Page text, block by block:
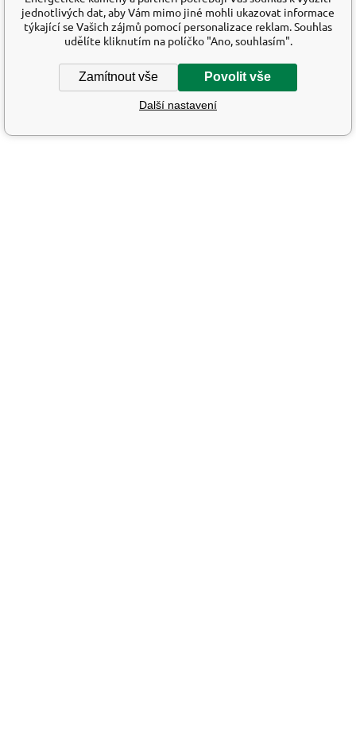
jednotlivých dat, aby Vám mimo jiné mohli ukazovat informace
týkající se Vašich zájmů pomocí personalizace reklam. Souhlas
udělíte kliknutím na políčko "Ano, souhlasím".
Zamítnout vše Povolit vše
Další nastavení